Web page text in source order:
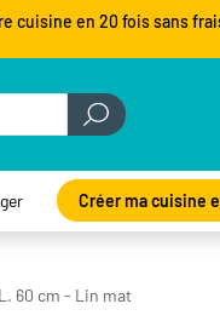
cuisine en 20 fois sans
Créer ma cuisine
60 cm - Lin mat